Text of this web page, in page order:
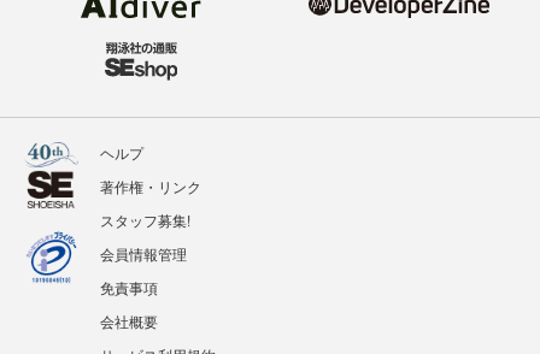
ヘルプ
著作権・リンク
スタッフ募集!
会員情報管理
免責事項
会社概要